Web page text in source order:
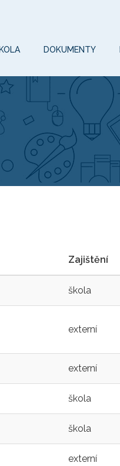
DOKUMENTY
Zajištění
škola
externí
externí
škola
škola
externí